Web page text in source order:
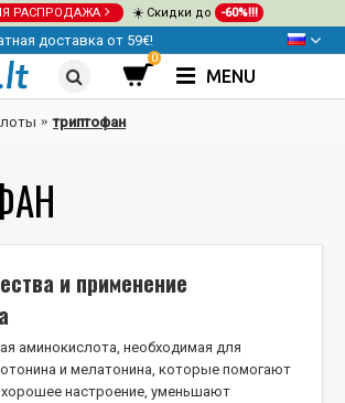
РАСПРОДАЖА ☀️ Скидки до -60%!!!
доставка от 59€!
0
MENU
триптофан
и применение
аминокислота, необходимая для
и мелатонина, которые помогают
настроение, уменьшают